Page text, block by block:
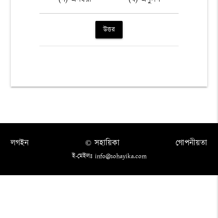
উত্তর
লগইন গোপনীয়তা
© সহায়িকা
ই-মেইলঃ info@sohayika.com